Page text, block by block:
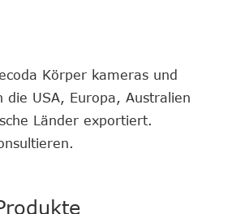
Körper kameras und
die USA, Europa, Australien
Länder exportiert.